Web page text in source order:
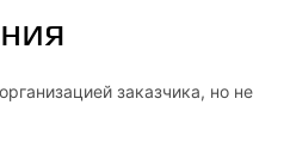
заказчика, но не